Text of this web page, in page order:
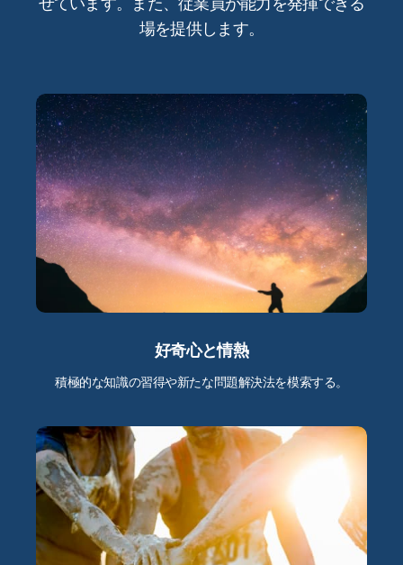
場を提供します。
好奇心と情熱
積極的な知識の習得や新たな問題解決法を模索する。